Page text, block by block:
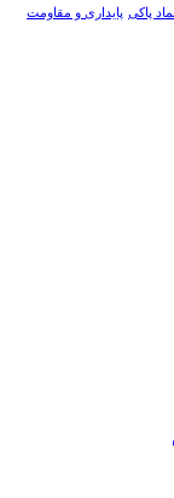
نماد پاکی پایداری و مقاومت